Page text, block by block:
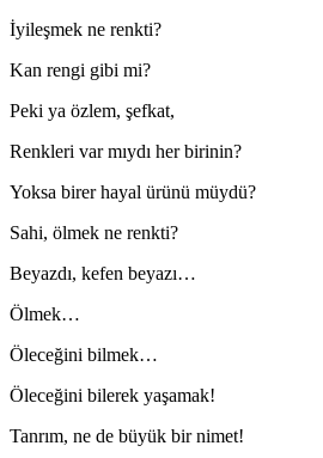
İyileşmek ne renkti?
Kan rengi gibi mi?
Peki ya özlem, şefkat,
Renkleri var mıydı her birinin?
Yoksa birer hayal ürünü müydü?
Sahi, ölmek ne renkti?
Beyazdı, kefen beyazı…
Ölmek…
Öleceğini bilmek…
Öleceğini bilerek yaşamak!
Tanrım, ne de büyük bir nimet!